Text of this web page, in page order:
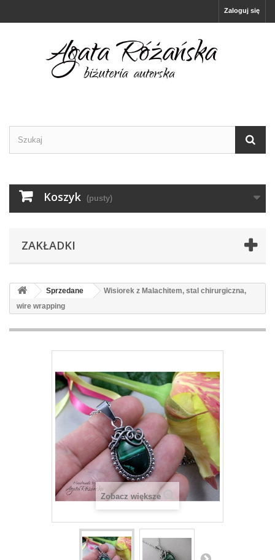
Zaloguj się
Koszyk (pusty)
ZAKŁADKI
Sprzedane
Wisiorek z Malachitem, stal chirurgiczna,
wire wrapping
Zobacz większe